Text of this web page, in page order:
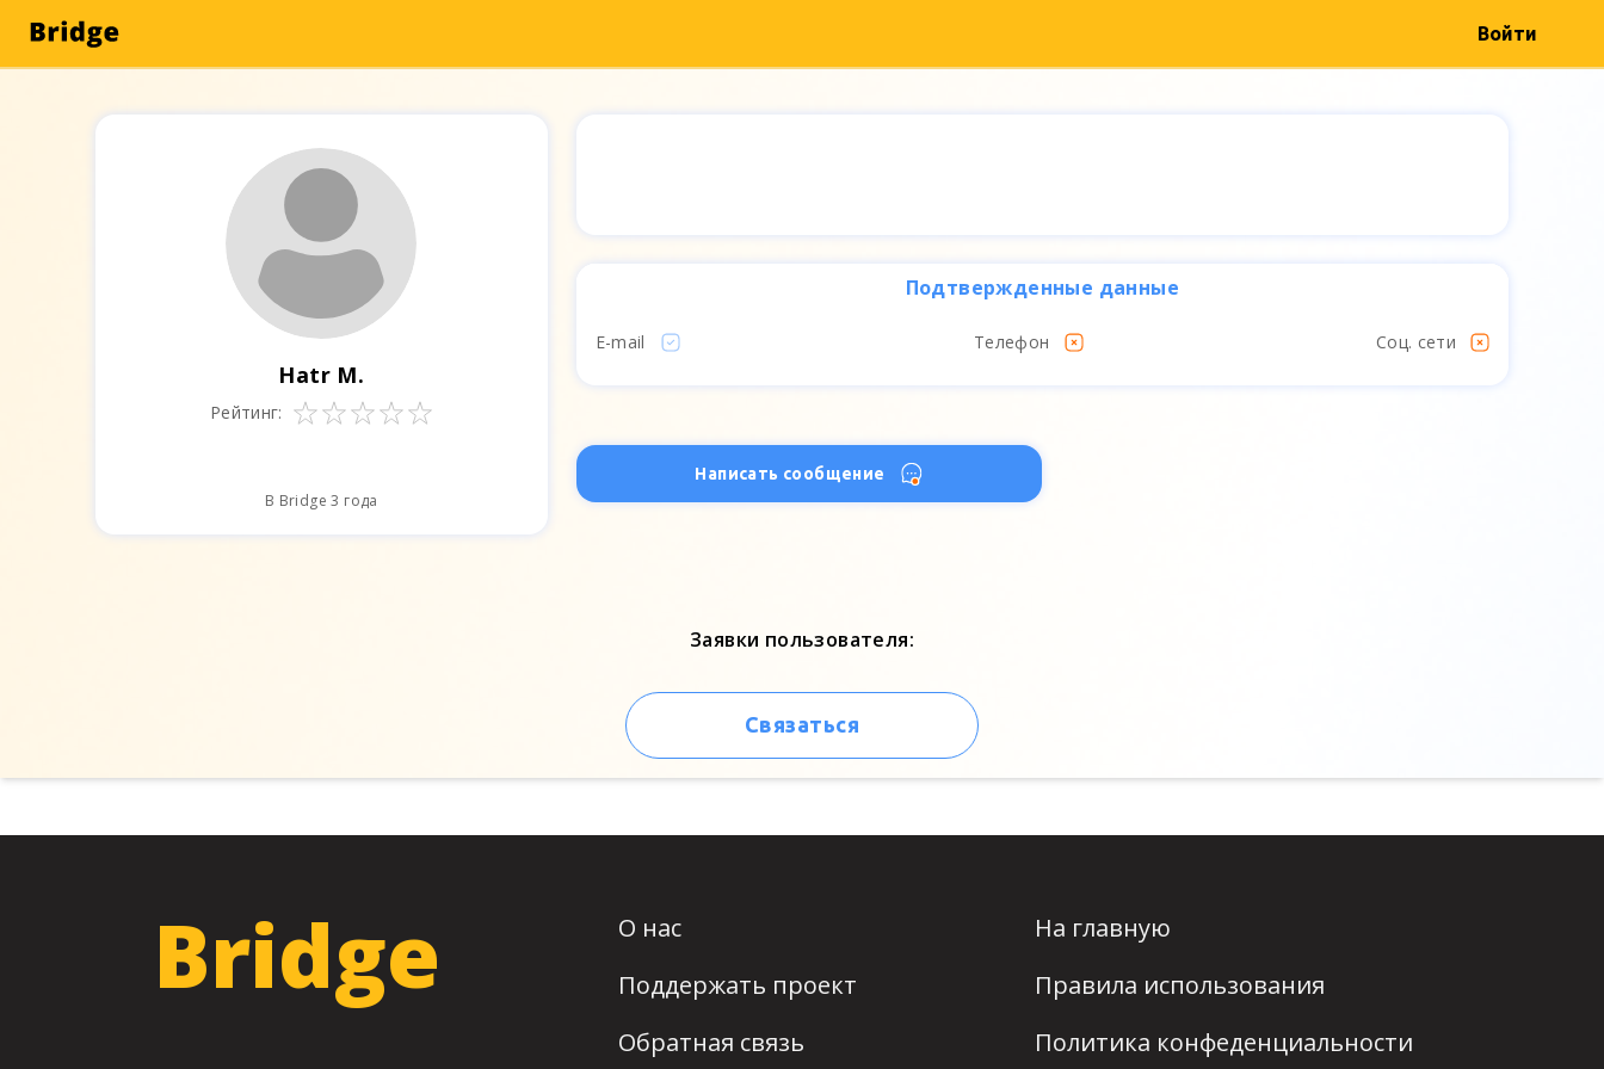
Войти
Hatr M.
Рейтинг:
В Bridge 3 года
Подтвержденные данные
E-mail Телефон Соц. сети
Написать сообщение
Заявки пользователя:
Связаться
Bridge
О нас
Поддержать проект
Обратная связь
На главную
Правила использования
Политика конфеденциальности